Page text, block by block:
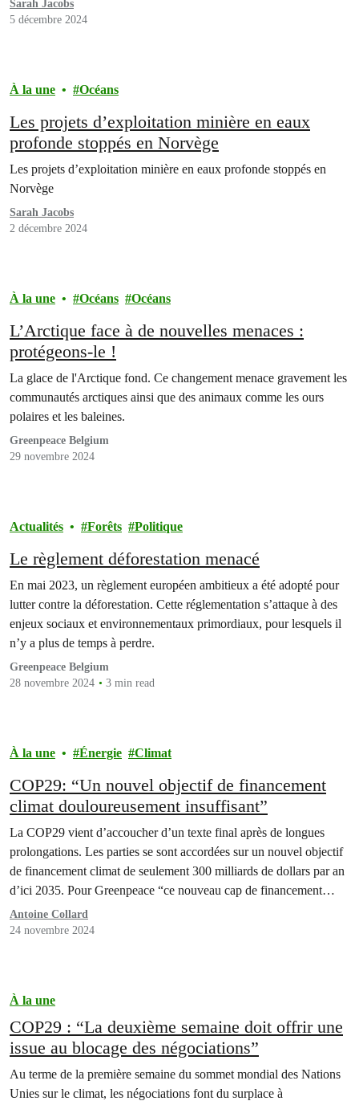
Sarah Jacobs
5 décembre 2024
À la une Océans
Les projets d’exploitation minière en eaux
profonde stoppés en Norvège
Les projets d’exploitation minière en eaux profonde stoppés en
Norvège
Sarah Jacobs
2 décembre 2024
À la une Océans Océans
L’Arctique face à de nouvelles menaces :
protégeons-le !
La glace de l'Arctique fond. Ce changement menace gravement les
communautés arctiques ainsi que des animaux comme les ours
polaires et les baleines.
Greenpeace Belgium
29 novembre 2024
Actualités Forêts Politique
Le règlement déforestation menacé
En mai 2023, un règlement européen ambitieux a été adopté pour
lutter contre la déforestation. Cette réglementation s’attaque à des
enjeux sociaux et environnementaux primordiaux, pour lesquels il
n’y a plus de temps à perdre.
Greenpeace Belgium
28 novembre 2024
3 min read
À la une Énergie Climat
COP29: “Un nouvel objectif de financement
climat douloureusement insuffisant”
La COP29 vient d’accoucher d’un texte final après de longues
prolongations. Les parties se sont accordées sur un nouvel objectif
de financement climat de seulement 300 milliards de dollars par an
d’ici 2035. Pour Greenpeace “ce nouveau cap de financement
climat est douloureusement insuffisant”. Le sommet a également
entériné les mécanismes de marchés carbone, offrant…
Antoine Collard
24 novembre 2024
À la une
COP29 : “La deuxième semaine doit offrir une
issue au blocage des négociations”
Au terme de la première semaine du sommet mondial des Nations
Unies sur le climat, les négociations font du surplace à